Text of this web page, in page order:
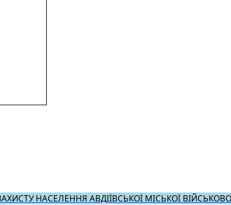
НАСЕЛЕННЯ АВДІЇВСЬКОЇ МІСЬКОЇ